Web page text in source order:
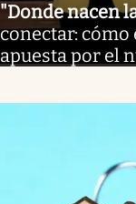
"Donde nacen
conectar: cómo
apuesta por el